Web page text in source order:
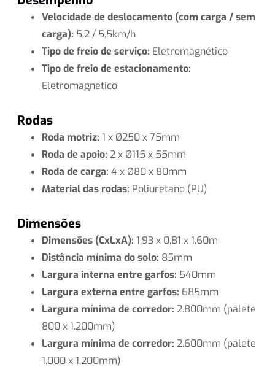
Velocidade de deslocamento (com carga / sem
carga): 5,2 / 5,5km/h
Tipo de freio de serviço: Eletromagnético
Tipo de freio de estacionamento:
Eletromagnético
Rodas
Roda motriz: 1 x Ø250 x 75mm
Roda de apoio: 2 x Ø115 x 55mm
Roda de carga: 4 x Ø80 x 80mm
Material das rodas: Poliuretano (PU)
Dimensões
Dimensões (CxLxA): 1,93 x 0,81 x 1,60m
Distância mínima do solo: 85mm
Largura interna entre garfos: 540mm
Largura externa entre garfos: 685mm
Largura mínima de corredor: 2.800mm (palete
800 x 1.200mm)
Largura mínima de corredor: 2.600mm (palete
1.000 x 1.200mm)